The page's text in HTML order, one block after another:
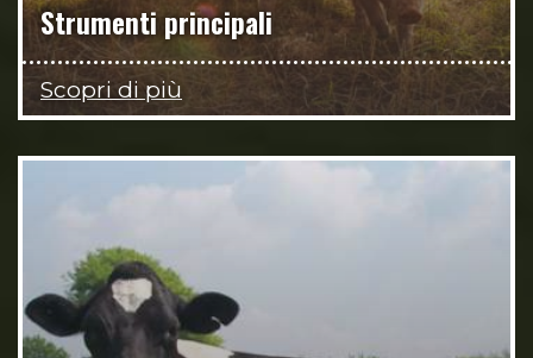
Strumenti principali
Scopri di più